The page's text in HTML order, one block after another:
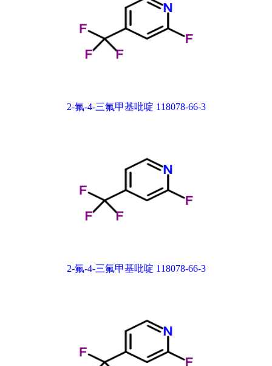
2-氟-4-三氟甲基吡啶 118078-66-3
2-氟-4-三氟甲基吡啶 118078-66-3